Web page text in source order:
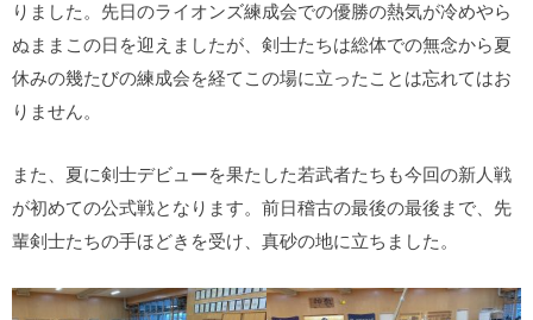
りました。先日のライオンズ練成会での優勝の熱気が冷めやら
ぬままこの日を迎えましたが、剣士たちは総体での無念から夏
休みの幾たびの練成会を経てこの場に立ったことは忘れてはお
りません。
また、夏に剣士デビューを果たした若武者たちも今回の新人戦
が初めての公式戦となります。前日稽古の最後の最後まで、先
輩剣士たちの手ほどきを受け、真砂の地に立ちました。